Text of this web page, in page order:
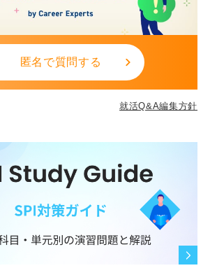
匿名で質問する
就活Q&A編集方針